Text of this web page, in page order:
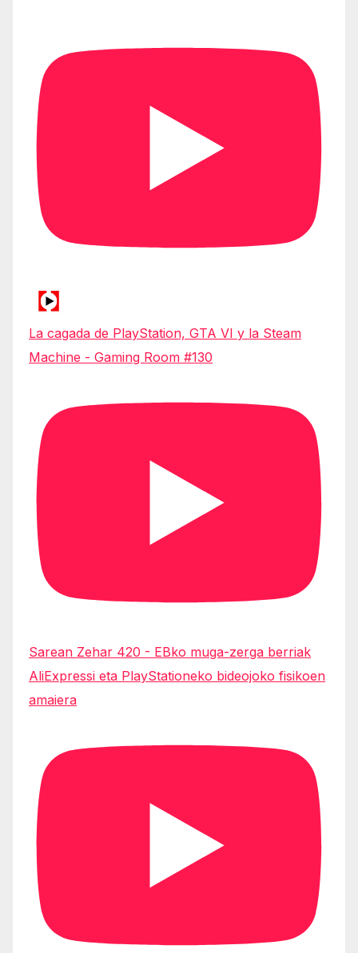
La cagada de PlayStation, GTA VI y la Steam
Machine - Gaming Room #130
Sarean Zehar 420 - EBko muga-zerga berriak
AliExpressi eta PlayStationeko bideojoko fisikoen
amaiera